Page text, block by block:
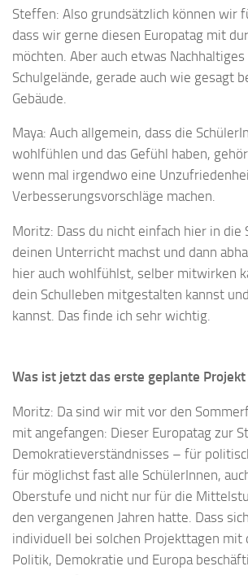
Steffen: Also grundsätzlich können wir
dass wir gerne diesen Europatag mit
möchten. Aber auch etwas
Schulgelände, gerade auch wie gesagt
Gebäude.
Maya: Auch allgemein, dass die
wohlfühlen und das Gefühl haben,
wenn mal irgendwo eine
Verbesserungsvorschläge machen.
Moritz: Dass du nicht einfach hier in die
deinen Unterricht machst und dann
hier auch wohlfühlst, selber mitwirken
dein Schulleben mitgestalten kannst
kannst. Das finde ich sehr wichtig.
Was ist jetzt das erste geplante Projekt
Moritz: Da sind wir mit vor den
mit angefangen: Dieser Europatag zur
Demokratieverständnisses – für
für möglichst fast alle SchülerInnen,
Oberstufe und nicht nur für die
den vergangenen Jahren hatte. Dass
individuell bei solchen Projekttagen mit
Politik, Demokratie und Europa